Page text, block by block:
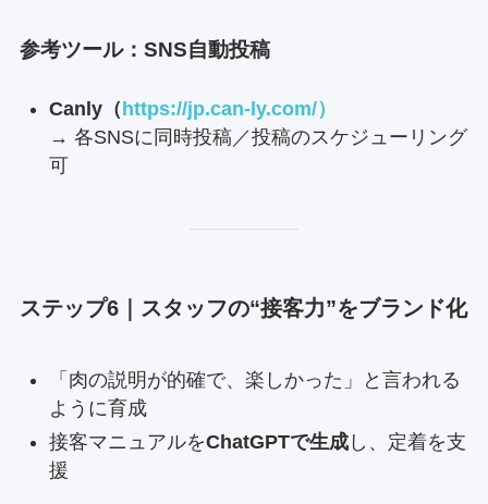
参考ツール：SNS自動投稿
Canly（https://jp.can-ly.com/）
→ 各SNSに同時投稿／投稿のスケジューリング
可
ステップ6｜スタッフの“接客力”をブランド化
「肉の説明が的確で、楽しかった」と言われる
ように育成
接客マニュアルをChatGPTで生成し、定着を支
援